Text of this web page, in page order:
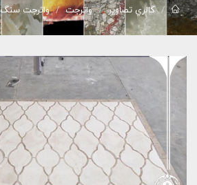
گالري تصاوير واترجت واترجت سنگ در